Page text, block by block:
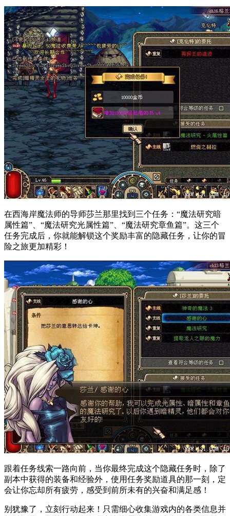
在西海岸魔法师的导师莎兰那里找到三个任务：“魔法研究暗
属性篇”、“魔法研究光属性篇”、“魔法研究章鱼篇”。这三个
任务完成后，你就能解锁这个奖励丰富的隐藏任务，让你的冒
险之旅更加精彩！
跟着任务线索一路向前，当你最终完成这个隐藏任务时，除了
副本中获得的装备和经验外，使用任务奖励道具的那一刻，定
会让你忘却所有疲劳，感受到前所未有的兴奋和满足感！
别犹豫了，立刻行动起来！只需细心收集游戏内的各类信息并